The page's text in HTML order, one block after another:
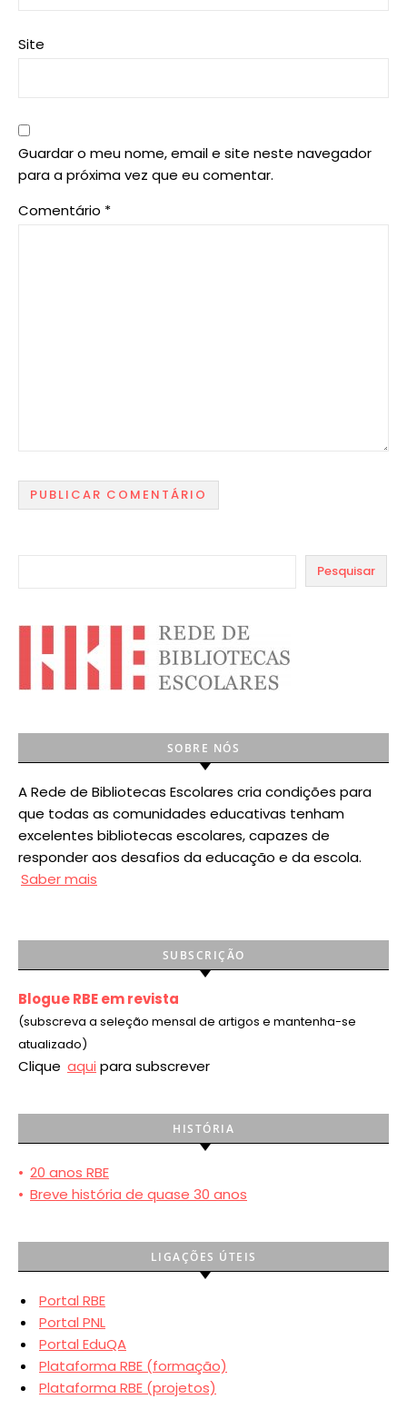
Site
Guardar o meu nome, email e site neste navegador
para a próxima vez que eu comentar.
Comentário *
Pesquisar
SOBRE NÓS
A Rede de Bibliotecas Escolares cria condições para
que todas as comunidades educativas tenham
excelentes bibliotecas escolares, capazes de
responder aos desafios da educação e da escola.
Saber mais
SUBSCRIÇÃO
Blogue RBE em revista
(subscreva a seleção mensal de artigos e mantenha-se
atualizado)
Clique aqui para subscrever
HISTÓRIA
• 20 anos RBE
• Breve história de quase 30 anos
LIGAÇÕES ÚTEIS
Portal RBE
Portal PNL
Portal EduQA
Plataforma RBE (formação)
Plataforma RBE (projetos)